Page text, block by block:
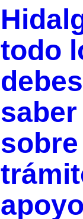
todo
debes
saber
sobre